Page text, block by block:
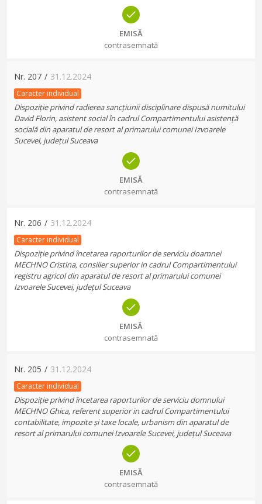
EMISĂ
contrasemnată
Nr. 207 / 31.12.2024
Caracter individual
Dispoziție privind radierea sancțiunii disciplinare dispusă numitului
David Florin, asistent social în cadrul Compartimentului asistență
socială din aparatul de resort al primarului comunei Izvoarele
Sucevei, județul Suceava
EMISĂ
contrasemnată
Nr. 206 / 31.12.2024
Caracter individual
Dispoziție privind încetarea raporturilor de serviciu doamnei
MECHNO Cristina, consilier superior in cadrul Compartimentului
registru agricol din aparatul de resort al primarului comunei
Izvoarele Sucevei, județul Suceava
EMISĂ
contrasemnată
Nr. 205 / 31.12.2024
Caracter individual
Dispoziție privind încetarea raporturilor de serviciu domnului
MECHNO Ghica, referent superior in cadrul Compartimentului
contabilitate, impozite și taxe locale, urbanism din aparatul de
resort al primarului comunei Izvoarele Sucevei, județul Suceava
EMISĂ
contrasemnată